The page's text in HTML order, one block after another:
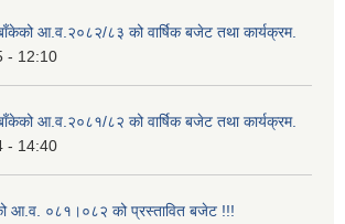
आ.व.२०८२/८३ को वार्षिक बजेट तथा कार्यक्रम.
- 12:10
आ.व.२०८१/८२ को वार्षिक बजेट तथा कार्यक्रम.
- 14:40
आ.व. ०८१।०८२ को प्रस्तावित बजेट !!!